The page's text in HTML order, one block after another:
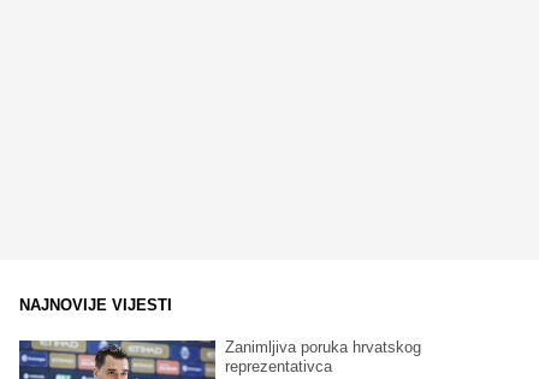
NAJNOVIJE VIJESTI
Zanimljiva poruka hrvatskog
reprezentativca